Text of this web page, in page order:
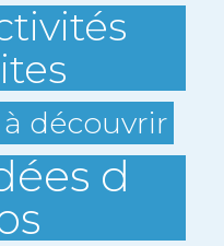
découvrir
d